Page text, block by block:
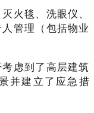
火毯、洗眼仪、
管理（包括物业
虑到了高层建筑
并建立了应急措